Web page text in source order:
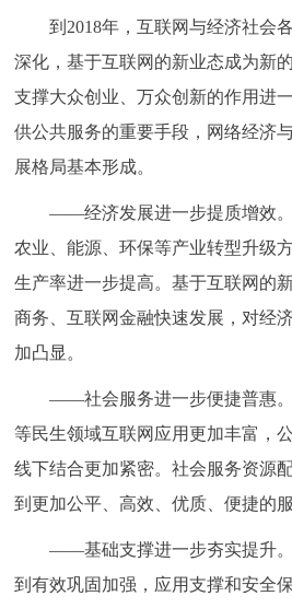
到2018年，互联网与经济社会
深化，基于互联网的新业态成为新
支撑大众创业、万众创新的作用进
供公共服务的重要手段，网络经济
展格局基本形成。
——经济发展进一步提质增效。
农业、能源、环保等产业转型升级
生产率进一步提高。基于互联网的
商务、互联网金融快速发展，对经
加凸显。
——社会服务进一步便捷普惠。
等民生领域互联网应用更加丰富，
线下结合更加紧密。社会服务资源
到更加公平、高效、优质、便捷的服
——基础支撑进一步夯实提升。
到有效巩固加强，应用支撑和安全